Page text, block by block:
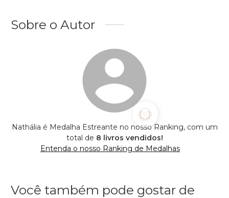
Sobre o Autor
Nathália é Medalha Estreante no nosso Ranking, com um
total de 8 livros vendidos!
Entenda o nosso Ranking de Medalhas
Você também pode gostar de